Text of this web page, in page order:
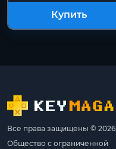
Купить
Все права защищены © 2026
Общество с ограниченной